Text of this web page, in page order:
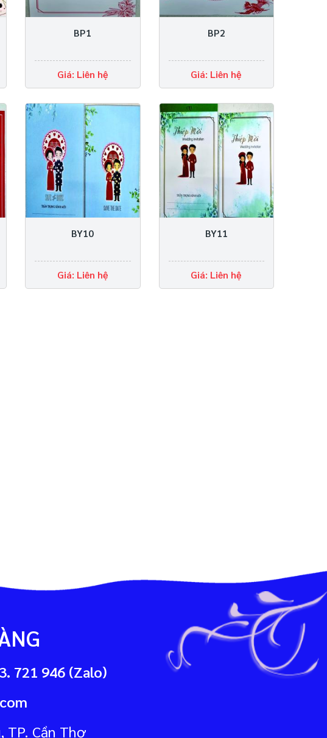
BP1
Giá: Liên hệ
BP2
Giá: Liên hệ
BY10
Giá: Liên hệ
BY11
Giá: Liên hệ
721 946 (Zalo)
TP. Cần Thơ